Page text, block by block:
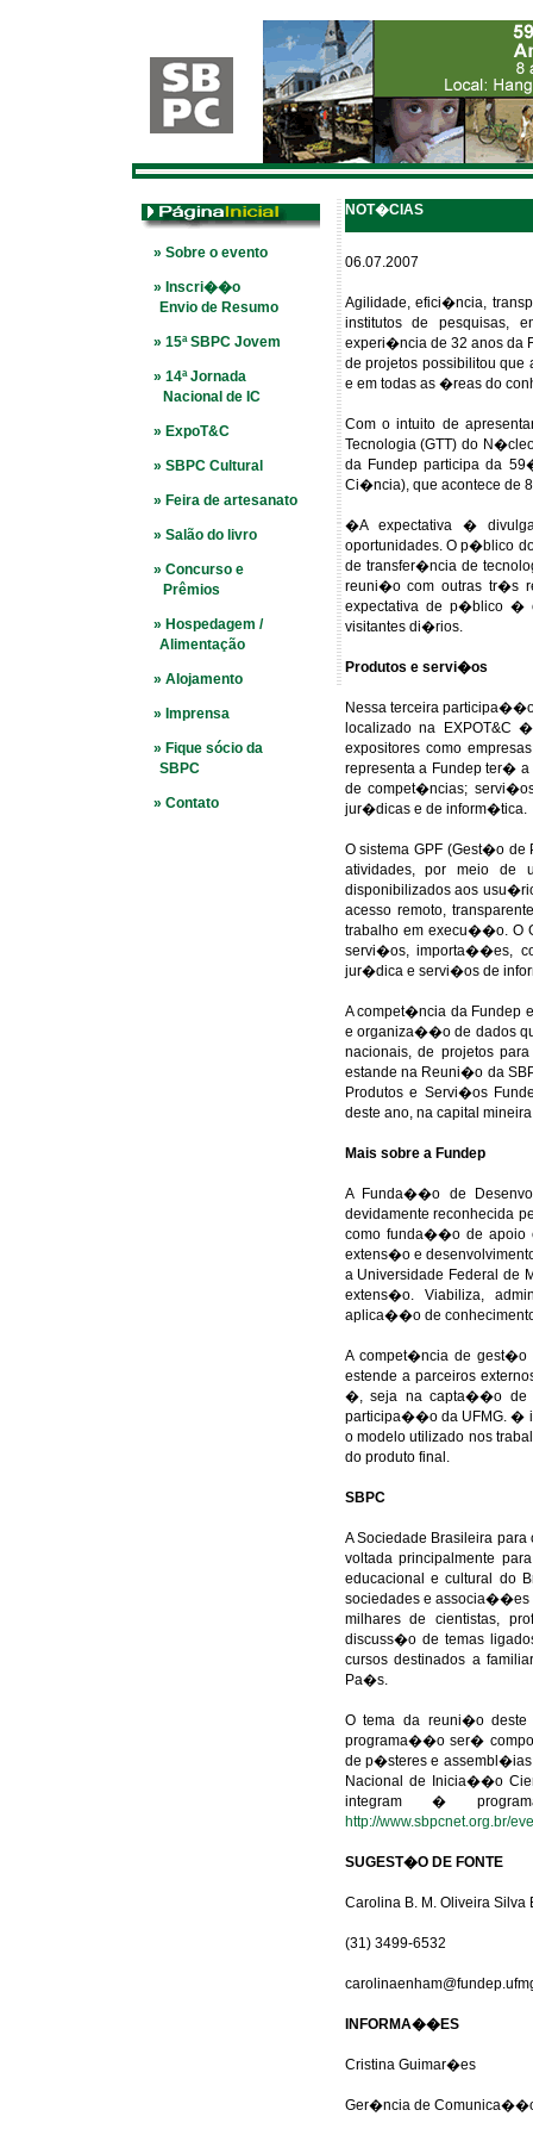
» Sobre o evento
» Inscri��o
Envio de Resumo
» 15ª SBPC Jovem
» 14ª Jornada
Nacional de IC
» ExpoT&C
» SBPC Cultural
» Feira de artesanato
» Salão do livro
» Concurso e
Prêmios
» Hospedagem /
Alimentação
» Alojamento
» Imprensa
» Fique sócio da
SBPC
» Contato
NOT�CIAS
06.07.2007
Agilidade, efici�ncia,
institutos de pesquisas,
experi�ncia de 32 anos da
de projetos possibilitou
e em todas as �reas do
Com o intuito de
Tecnologia (GTT) do
da Fundep participa da
Ci�ncia), que acontece de
�A expectativa �
oportunidades. O p�blico
de transfer�ncia de
reuni�o com outras tr�s
expectativa de p�blico �
visitantes di�rios.
Produtos e servi�os
Nessa terceira
localizado na
expositores como
representa a Fundep ter�
de compet�ncias;
jur�dicas e de inform�tica.
O sistema GPF (Gest�o de
atividades, por meio de
disponibilizados aos
acesso remoto,
trabalho em execu��o. O
servi�os, importa��es,
jur�dica e servi�os de
A compet�ncia da Fundep
e organiza��o de dados
nacionais, de projetos
estande na Reuni�o da
Produtos e Servi�os
deste ano, na capital
Mais sobre a Fundep
A Funda��o de
devidamente reconhecida
como funda��o de apoio
extens�o e
a Universidade Federal de
extens�o. Viabiliza,
aplica��o de
A compet�ncia de
estende a parceiros
�, seja na capta��o de
participa��o da UFMG. �
o modelo utilizado nos
do produto final.
SBPC
A Sociedade Brasileira
voltada principalmente
educacional e cultural do
sociedades e associa��es
milhares de cientistas,
discuss�o de temas
cursos destinados a
Pa�s.
O tema da reuni�o
programa��o ser�
de p�steres e
Nacional de Inicia��o
integram �
http://www.sbpcnet.org.br/
SUGEST�O DE FONTE
Carolina B. M. Oliveira Silva
(31) 3499-6532
INFORMA��ES
Cristina Guimar�es
Ger�ncia de